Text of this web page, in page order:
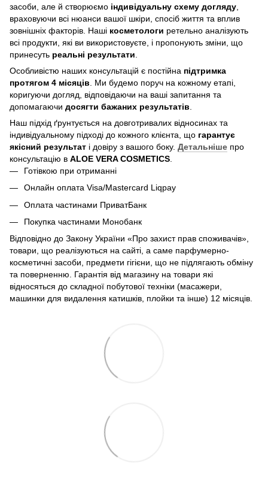
засоби, але й створюємо індивідуальну схему догляду
враховуючи всі нюанси вашої шкіри, спосіб життя та вплив
зовнішніх факторів. Наші косметологи ретельно аналізують
всі продукти, які ви використовуєте, і пропонують зміни, що
принесуть реальні результати
Особливістю наших консультацій є постійна підтримка
протягом 4 місяців . Ми будемо поруч на кожному етапі,
коригуючи догляд, відповідаючи на ваші запитання та
допомагаючи досягти бажаних результатів
Наш підхід ґрунтується на довготривалих відносинах та
індивідуальному підході до кожного клієнта, що гарантує
якісний результат і довіру з вашого боку. Детальніше про
консультацію в ALOE VERA COSMETICS
Готівкою при отриманні
Онлайн оплата Visa/Mastercard Liqpay
Оплата частинами ПриватБанк
Покупка частинами Монобанк
Відповідно до Закону України «Про захист прав споживачів»,
товари, що реалізуються на сайті, а саме парфумерно-
косметичні засоби, предмети гігієни, що не підлягають обміну
та поверненню. Гарантія від магазину на товари які
відносяться до складної побутової техніки (масажери,
машинки для видалення катишків, плойки та інше) 12 місяців.